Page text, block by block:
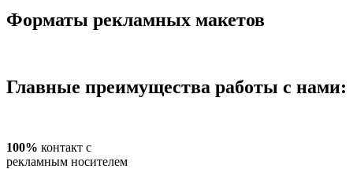
Форматы рекламных макетов
Главные преимущества работы с нами:
100% контакт с
рекламным носителем